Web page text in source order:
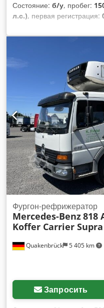
Состояние: б/у, пробег:
л.с.), первая регистрация:
механический, класс
для загрузки:
Оборудование:
ABS,
отопитель
центральный замок,
стабилизации (ESP),
Quakenbrück 5 405 km
Фургон-рефрижератор
Mercedes-Benz818
Koffer Carrier Supra
Запросить